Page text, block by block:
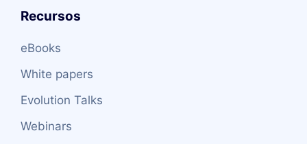
Recursos
eBooks
White papers
Evolution Talks
Webinars